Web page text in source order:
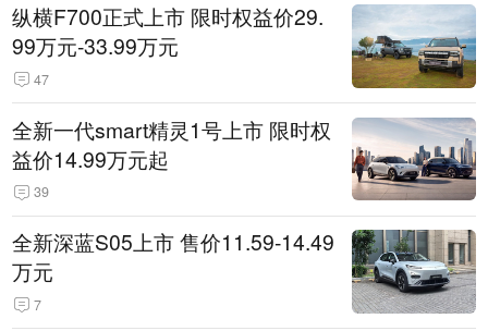
纵横F700正式上市 限时权益价29.
99万元-33.99万元
47
全新一代smart精灵1号上市 限时权
益价14.99万元起
39
全新深蓝S05上市 售价11.59-14.49
万元
7